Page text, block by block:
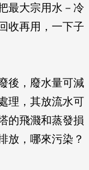
最大宗用水－冷
收再用，一下子
後，廢水量可減
理，其放流水可
的飛濺和蒸發損
放，哪來污染？